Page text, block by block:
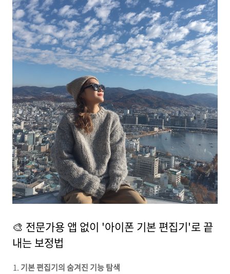
🎨 전문가용 앱 없이 '아이폰 기본 편집기'로 끝
내는 보정법
기본 편집기의 숨겨진 기능 탐색